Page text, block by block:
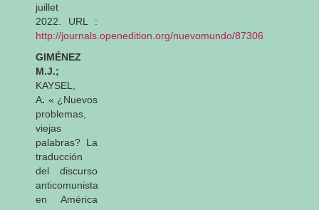
juillet
2022. URL :
http://journals.openedition.org/nuevomundo/87306
GIMÉNEZ
M.J.;
KAYSEL,
A. « ¿Nuevos
problemas,
viejas
palabras? La
traducción
del discurso
anticomunista
en América